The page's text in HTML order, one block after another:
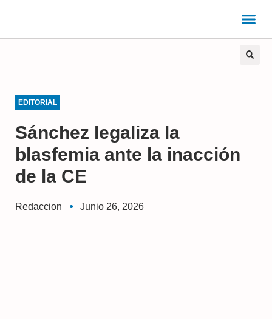
EDITORIAL
Sánchez legaliza la
blasfemia ante la inacción
de la CE
Redaccion Junio 26, 2026